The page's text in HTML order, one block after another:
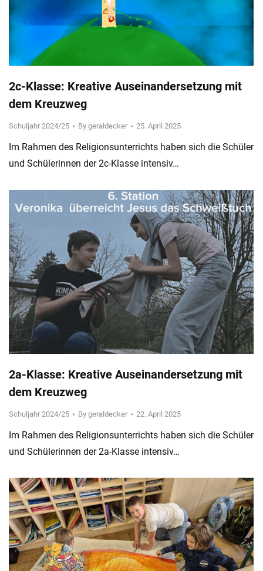
2c-Klasse: Kreative Auseinandersetzung mit
dem Kreuzweg
Schuljahr 2024/25 By geraldecker 25. April 2025
Im Rahmen des Religionsunterrichts haben sich die Schüler
und Schülerinnen der 2c-Klasse intensiv…
2a-Klasse: Kreative Auseinandersetzung mit
dem Kreuzweg
Schuljahr 2024/25 By geraldecker 22. April 2025
Im Rahmen des Religionsunterrichts haben sich die Schüler
und Schülerinnen der 2a-Klasse intensiv…